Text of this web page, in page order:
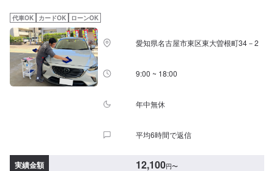
代車OK カードOK ローンOK
愛知県名古屋市東区東大曽根町34－2
9:00 ~ 18:00
年中無休
平均6時間で返信
実績金額 12,100円〜